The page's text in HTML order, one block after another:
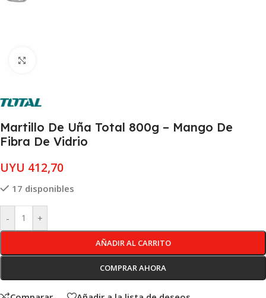
Martillo De Uña Total 800g – Mango De
Fibra De Vidrio
UYU 412,70
17 disponibles
- +
AÑADIR AL CARRITO
COMPRAR AHORA